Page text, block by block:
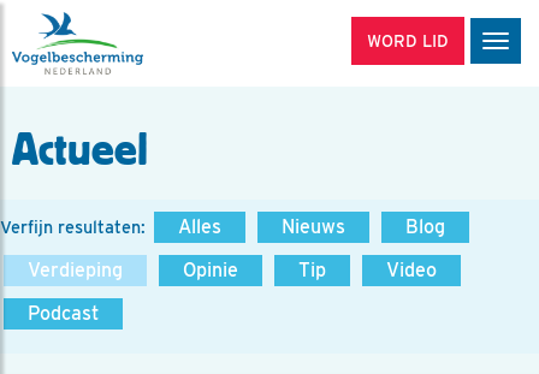
WORD LID
Actueel
Verfijn resultaten: Alles Nieuws
Blog
Verdieping
Opinie Tip
Video
Podcast